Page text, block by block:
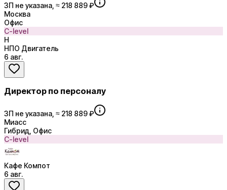
ЗП не указана, ≈ 218 889 ₽
Москва
Офис
C-level
Н
НПО Двигатель
6 авг.
Директор по персоналу
ЗП не указана, ≈ 218 889 ₽
Миасс
Гибрид, Офис
C-level
Кафе Компот
6 авг.